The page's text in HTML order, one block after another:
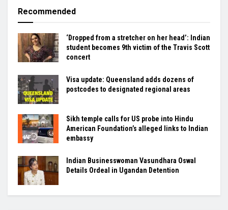
Recommended
‘Dropped from a stretcher on her head’: Indian
student becomes 9th victim of the Travis Scott
concert
Visa update: Queensland adds dozens of
postcodes to designated regional areas
Sikh temple calls for US probe into Hindu
American Foundation’s alleged links to Indian
embassy
Indian Businesswoman Vasundhara Oswal
Details Ordeal in Ugandan Detention